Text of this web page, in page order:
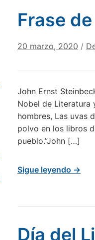
Frase
20 marzo, 2020 /
John Ernst
Nobel de Literatura
hombres, Las uvas
polvo en los libros
pueblo.”John […]
Sigue leyendo →
Día del